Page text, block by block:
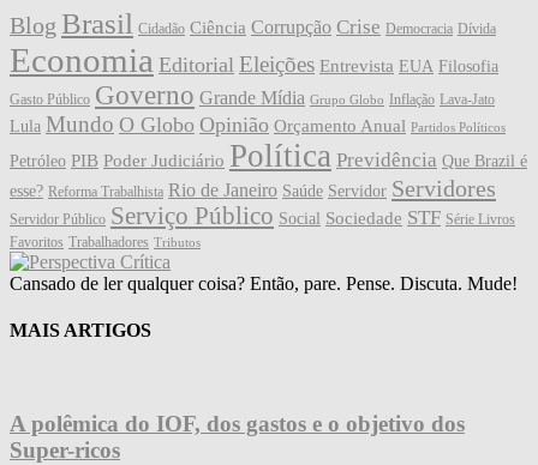
Blog Brasil Cidadão Ciência Corrupção Crise Democracia Dívida
Economia Editorial Eleições Entrevista EUA Filosofia
Gasto Público Governo Grande Mídia Grupo Globo Inflação Lava-Jato
Lula Mundo O Globo Opinião Orçamento Anual Partidos Políticos
Petróleo PIB Poder Judiciário Política Previdência Que Brazil é
esse? Reforma Trabalhista Rio de Janeiro Saúde Servidor Servidores
Servidor Público Serviço Público Social Sociedade STF Série Livros
Favoritos Trabalhadores Tributos
Cansado de ler qualquer coisa? Então, pare. Pense. Discuta. Mude!
MAIS ARTIGOS
A polêmica do IOF, dos gastos e o objetivo dos
Super-ricos